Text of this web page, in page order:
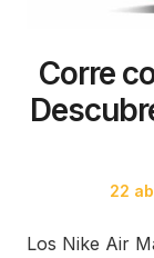
Corre
22
Los Nike Air